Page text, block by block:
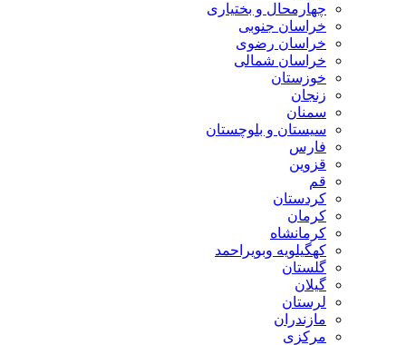
چهارمحال و بختیاری
خراسان جنوبی
خراسان رضوی
خراسان شمالی
خوزستان
زنجان
سمنان
سیستان و بلوچستان
فارس
قزوین
قم
کردستان
کرمان
کرمانشاه
کهگیلویه وبویراحمد
گلستان
گیلان
لرستان
مازندران
مرکزی